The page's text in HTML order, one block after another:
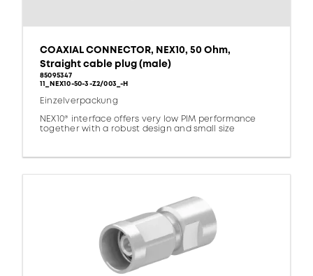
COAXIAL CONNECTOR, NEX10, 50 Ohm,
Straight cable plug (male)
85095347
11_NEX10-50-3-Z2/003_-H
Einzelverpackung
NEX10® interface offers very low PIM performance
together with a robust design and small size